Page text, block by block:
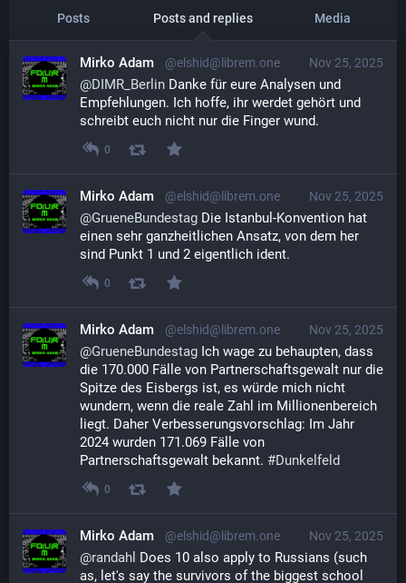
Posts Posts and replies Media
Nov 25, 2025
Mirko Adam @elshid@librem.one
@DIMR_Berlin Danke für eure Analysen und
Empfehlungen. Ich hoffe, ihr werdet gehört und
schreibt euch nicht nur die Finger wund.
0
Nov 25, 2025
Mirko Adam @elshid@librem.one
@GrueneBundestag Die Istanbul-Konvention hat
einen sehr ganzheitlichen Ansatz, von dem her
sind Punkt 1 und 2 eigentlich ident.
0
Nov 25, 2025
Mirko Adam @elshid@librem.one
@GrueneBundestag Ich wage zu behaupten, dass
die 170.000 Fälle von Partnerschaftsgewalt nur die
Spitze des Eisbergs ist, es würde mich nicht
wundern, wenn die reale Zahl im Millionenbereich
liegt. Daher Verbesserungsvorschlag: Im Jahr
2024 wurden 171.069 Fälle von
Partnerschaftsgewalt bekannt. #Dunkelfeld
0
Nov 25, 2025
Mirko Adam @elshid@librem.one
@randahl Does 10 also apply to Russians (such
as, let's say the survivors of the biggest school